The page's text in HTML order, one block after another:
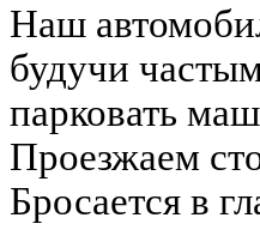
Наш
будучи
парковать
Проезжаем
Бросается в